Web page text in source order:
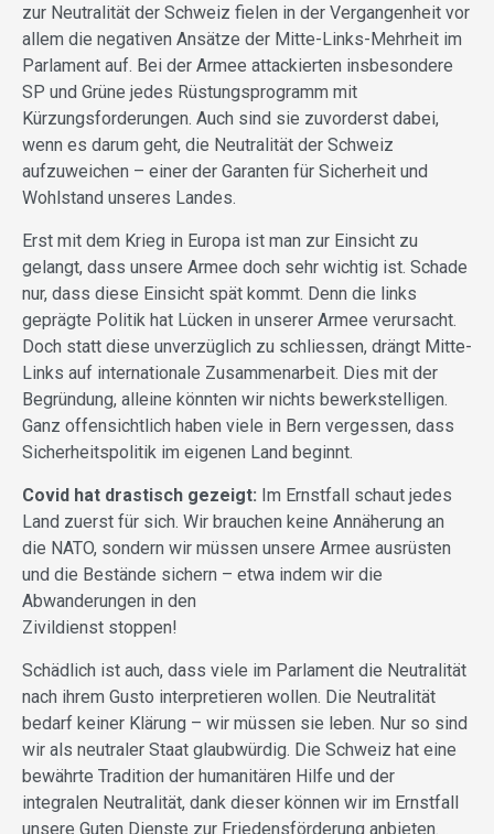
zur Neutralität der Schweiz fielen in der Vergangenheit vor
allem die negativen Ansätze der Mitte-Links-Mehrheit im
Parlament auf. Bei der Armee attackierten insbesondere
SP und Grüne jedes Rüstungsprogramm mit
Kürzungsforderungen. Auch sind sie zuvorderst dabei,
wenn es darum geht, die Neutralität der Schweiz
aufzuweichen – einer der Garanten für Sicherheit und
Wohlstand unseres Landes.
Erst mit dem Krieg in Europa ist man zur Einsicht zu
gelangt, dass unsere Armee doch sehr wichtig ist. Schade
nur, dass diese Einsicht spät kommt. Denn die links
geprägte Politik hat Lücken in unserer Armee verursacht.
Doch statt diese unverzüglich zu schliessen, drängt Mitte-
Links auf internationale Zusammenarbeit. Dies mit der
Begründung, alleine könnten wir nichts bewerkstelligen.
Ganz offensichtlich haben viele in Bern vergessen, dass
Sicherheitspolitik im eigenen Land beginnt.
Covid hat drastisch gezeigt: Im Ernstfall schaut jedes
Land zuerst für sich. Wir brauchen keine Annäherung an
die NATO, sondern wir müssen unsere Armee ausrüsten
und die Bestände sichern – etwa indem wir die
Abwanderungen in den
Zivildienst stoppen!
Schädlich ist auch, dass viele im Parlament die Neutralität
nach ihrem Gusto interpretieren wollen. Die Neutralität
bedarf keiner Klärung – wir müssen sie leben. Nur so sind
wir als neutraler Staat glaubwürdig. Die Schweiz hat eine
bewährte Tradition der humanitären Hilfe und der
integralen Neutralität, dank dieser können wir im Ernstfall
unsere Guten Dienste zur Friedensförderung anbieten.